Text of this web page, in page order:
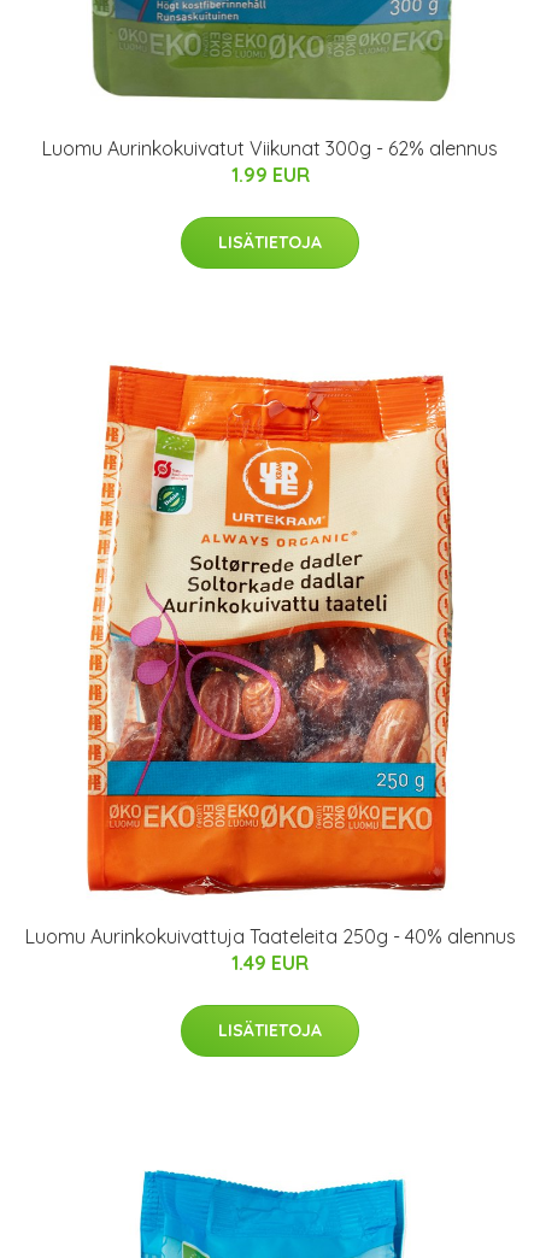
Luomu Aurinkokuivatut Viikunat 300g - 62% alennus
1.99 EUR
LISÄTIETOJA
Luomu Aurinkokuivattuja Taateleita 250g - 40% alennus
1.49 EUR
LISÄTIETOJA